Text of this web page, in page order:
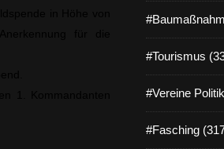
#Tourismus
#Vereine
#Fasching